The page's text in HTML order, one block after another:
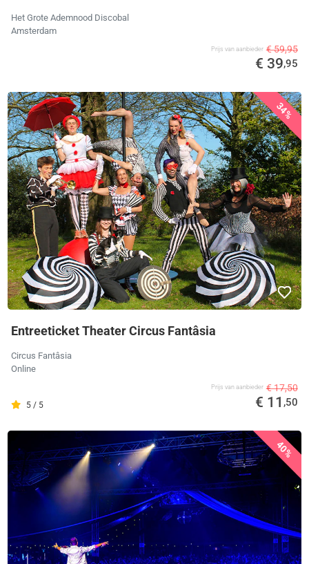
Het Grote Ademnood Discobal
Amsterdam
Prijs van aanbieder € 59,95
€ 39,95
34%
Entreeticket Theater Circus Fantâsia
Circus Fantâsia
Online
5 / 5
Prijs van aanbieder € 17,50
€ 11 ,50
40%